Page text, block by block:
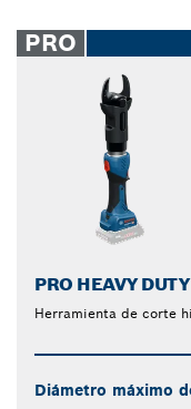
PRO
PRO HEAVY
Herramienta de corte
Diámetro máximo